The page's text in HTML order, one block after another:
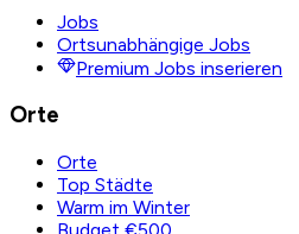
Jobs
Ortsunabhängige Jobs
Premium Jobs inserieren
Orte
Orte
Top Städte
Warm im Winter